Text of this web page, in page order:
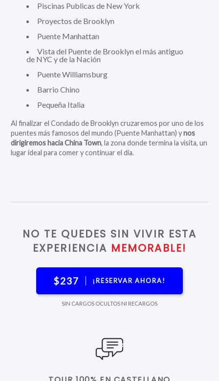
Piscinas Publicas de New York
Proyectos de Brooklyn
Puente Manhattan
Vista del Puente de Brooklyn el más antiguo
de NYC y de la Nación
Puente Williamsburg
Barrio Chino
Pequeña Italia
Al finalizar el Condado de Brooklyn cruzaremos por uno de los
puentes más famosos del mundo (Puente Manhattan) ynos
dirigiremos hacia China Town, la zona donde termina la visita, un
lugar ideal para comer y continuar el día.
NO TE QUEDES SIN VIVIR ESTA
EXPERIENCIA MEMORABLE!
$237 ¡RESERVAR AHORA!
SIN CARGOS OCULTOS NI RECARGOS